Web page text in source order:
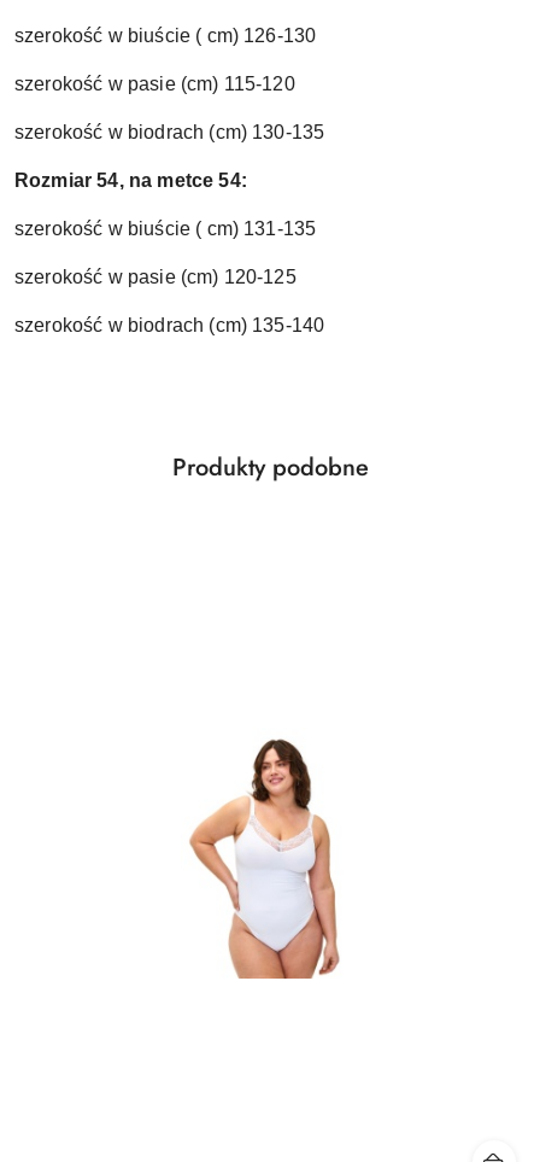
szerokość w biuście ( cm) 126-130
szerokość w pasie (cm) 115-120
szerokość w biodrach (cm) 130-135
Rozmiar 54, na metce 54:
szerokość w biuście ( cm) 131-135
szerokość w pasie (cm) 120-125
szerokość w biodrach (cm) 135-140
Pomiń karuzelę produktów
Produkty
Produkty podobne